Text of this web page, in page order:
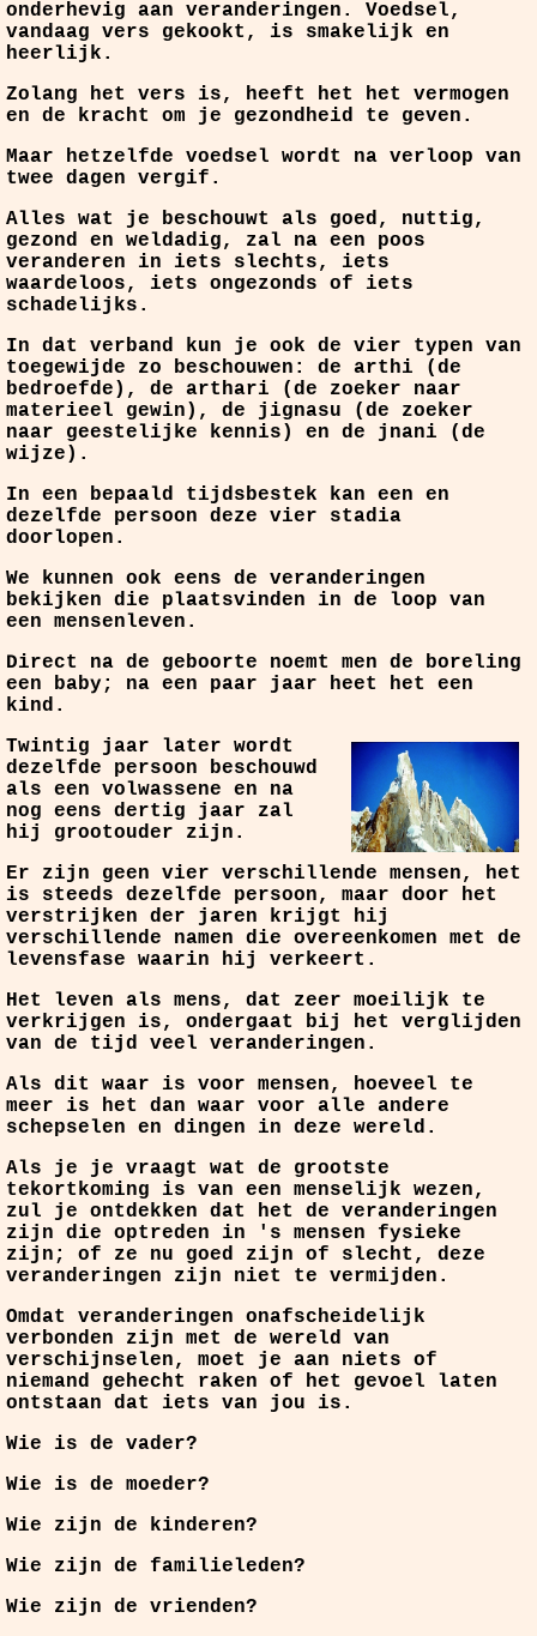
onderhevig aan veranderingen. Voedsel,
vandaag vers gekookt, is smakelijk en
heerlijk.
Zolang het vers is, heeft het het vermogen
en de kracht om je gezondheid te geven.
Maar hetzelfde voedsel wordt na verloop van
twee dagen vergif.
Alles wat je beschouwt als goed, nuttig,
gezond en weldadig, zal na een poos
veranderen in iets slechts, iets
waardeloos, iets ongezonds of iets
schadelijks.
In dat verband kun je ook de vier typen van
toegewijde zo beschouwen: de arthi (de
bedroefde), de arthari (de zoeker naar
materieel gewin), de jignasu (de zoeker
naar geestelijke kennis) en de jnani (de
wijze).
In een bepaald tijdsbestek kan een en
dezelfde persoon deze vier stadia
doorlopen.
We kunnen ook eens de veranderingen
bekijken die plaatsvinden in de loop van
een mensenleven.
Direct na de geboorte noemt men de boreling
een baby; na een paar jaar heet het een
kind.
Twintig jaar later wordt
dezelfde persoon beschouwd
als een volwassene en na
nog eens dertig jaar zal
hij grootouder zijn.
Er zijn geen vier verschillende mensen, het
is steeds dezelfde persoon, maar door het
verstrijken der jaren krijgt hij
verschillende namen die overeenkomen met de
levensfase waarin hij verkeert.
Het leven als mens, dat zeer moeilijk te
verkrijgen is, ondergaat bij het verglijden
van de tijd veel veranderingen.
Als dit waar is voor mensen, hoeveel te
meer is het dan waar voor alle andere
schepselen en dingen in deze wereld.
Als je je vraagt wat de grootste
tekortkoming is van een menselijk wezen,
zul je ontdekken dat het de veranderingen
zijn die optreden in 's mensen fysieke
zijn; of ze nu goed zijn of slecht, deze
veranderingen zijn niet te vermijden.
Omdat veranderingen onafscheidelijk
verbonden zijn met de wereld van
verschijnselen, moet je aan niets of
niemand gehecht raken of het gevoel laten
ontstaan dat iets van jou is.
Wie is de vader?
Wie is de moeder?
Wie zijn de kinderen?
Wie zijn de familieleden?
Wie zijn de vrienden?